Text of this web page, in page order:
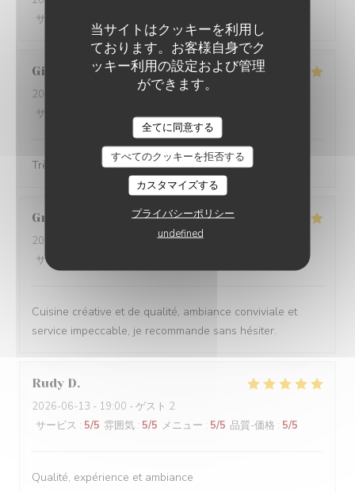
当サイトはクッキーを利用し
ております。お客様自身でク
ッキー利用の設定および管理
ができます。
全てに同意する
すべてのクッキーを拒否する
カスタマイズする
プライバシーポリシー
undefined
サービス
Gilles
2026-06-23
- 12:30 - ゲスト 5
サービス
:5/5 メニュー:5/5
Très bon et très convivial
Grégoire
2026-06-18
- 20:45 - ゲスト 2
サービス
Cuisine créative et de qualité, ambiance conviviale et
service impeccable, je recommande sans hésiter.
Rudy D
2026-06-13 - 19:00 - ゲスト 2
サービス : 5/5 雰囲気 : 5/5 メニュー : 5/5 品質-価格 : 5/5
Qualité, expérience et ambiance